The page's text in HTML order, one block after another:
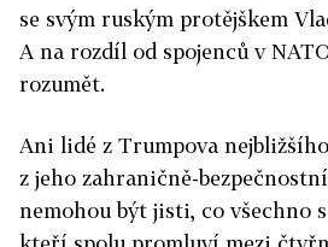
se svým ruským protějškem
A na rozdíl od spojenců v
rozumět.
Ani lidé z Trumpova
z jeho zahraničně-
nemohou být jisti, co všechno